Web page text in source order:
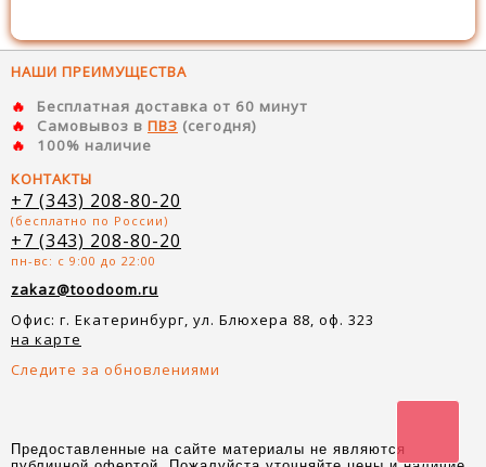
НАШИ ПРЕИМУЩЕСТВА
Бесплатная доставка от 60 минут
Самовывоз в ПВЗ (сегодня)
100% наличие
КОНТАКТЫ
+7 (343) 208-80-20
(бесплатно по России)
+7 (343) 208-80-20
пн-вс: с 9:00 до 22:00
zakaz@toodoom.ru
Офис: г. Екатеринбург, ул. Блюхера 88, оф. 323
на карте
Следите за обновлениями
Предоставленные на сайте материалы не являются